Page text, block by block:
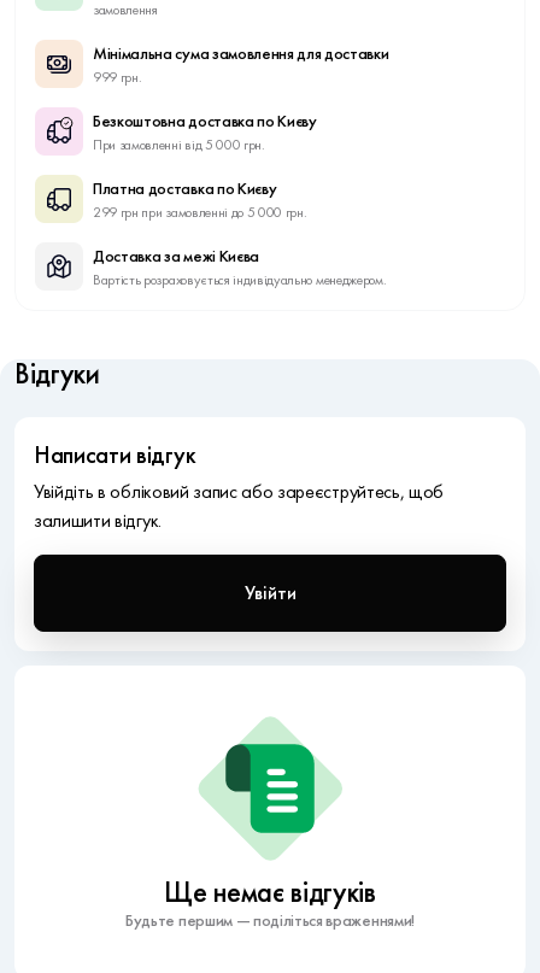
замовлення
Мінімальна сума замовлення для доставки
999 грн.
Безкоштовна доставка по Києву
При замовленні від 5 000 грн.
Платна доставка по Києву
299 грн при замовленні до 5 000 грн.
Доставка за межі Києва
Вартість розраховується індивідуально менеджером.
Відгуки
Ще немає відгуків
Будьте першим — поділіться враженнями!
Написати відгук
Увійдіть в обліковий запис або зареєструйтесь, щоб
залишити відгук.
Увійти